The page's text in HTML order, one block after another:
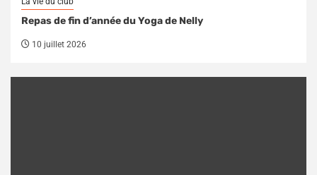
Repas de fin d’année du Yoga de Nelly
10 juillet 2026